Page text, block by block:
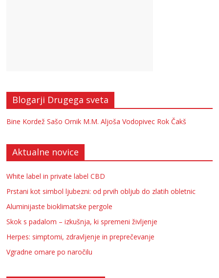
Blogarji Drugega sveta
Bine Kordež Sašo Ornik M.M. Aljoša Vodopivec Rok Čakš
Aktualne novice
White label in private label CBD
Prstani kot simbol ljubezni: od prvih obljub do zlatih obletnic
Aluminijaste bioklimatske pergole
Skok s padalom – izkušnja, ki spremeni življenje
Herpes: simptomi, zdravljenje in preprečevanje
Vgradne omare po naročilu